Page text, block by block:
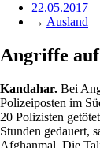
22.05.2017
→ Ausland
Angriffe
Kandahar. Bei
Polizeiposten im
20 Polizisten
Stunden gedauert,
Afghanmal. Die